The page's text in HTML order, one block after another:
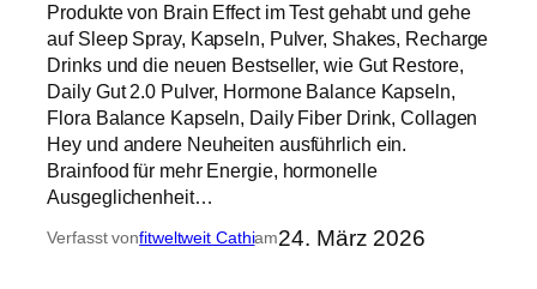
Produkte von Brain Effect im Test gehabt und gehe
auf Sleep Spray, Kapseln, Pulver, Shakes, Recharge
Drinks und die neuen Bestseller, wie Gut Restore,
Daily Gut 2.0 Pulver, Hormone Balance Kapseln,
Flora Balance Kapseln, Daily Fiber Drink, Collagen
Hey und andere Neuheiten ausführlich ein.
Brainfood für mehr Energie, hormonelle
Ausgeglichenheit…
Verfasst vonfitweltweit Cathiam24. März 2026